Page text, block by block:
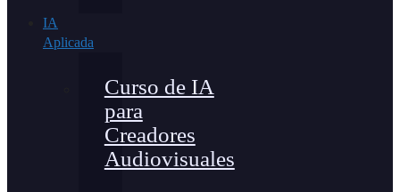
IA
Aplicada
Curso de IA
para
Creadores
Audiovisuales